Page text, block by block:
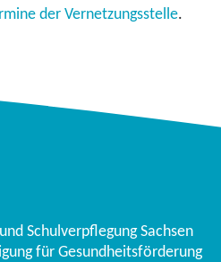
der Vernetzungsstelle.
Schulverpflegung Sachsen
für Gesundheitsförderung